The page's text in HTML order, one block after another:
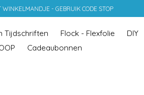
- GEBRUIK CODE STOP
Tijdschriften Flock - Flexfolie DIY
Cadeaubonnen